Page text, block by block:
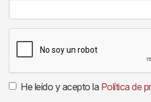
He leído y acepto la Política de